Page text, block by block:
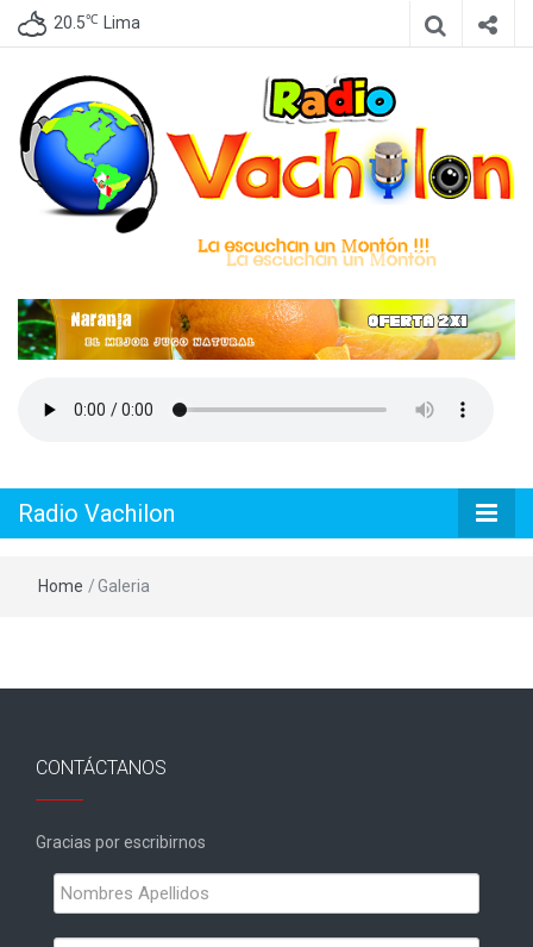
20.5℃ Lima
Radio
Vachilon
Radio Vachilon
Home /Galeria
CONTÁCTANOS
Gracias por escribirnos